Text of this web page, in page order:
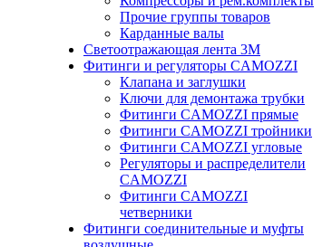
Прочие группы товаров
Карданные валы
Светоотражающая лента 3М
Фитинги и регуляторы CAMOZZI
Клапана и заглушки
Ключи для демонтажа трубки
Фитинги CAMOZZI прямые
Фитинги CAMOZZI тройники
Фитинги CAMOZZI угловые
Регуляторы и распределители
CAMOZZI
Фитинги CAMOZZI
четверники
Фитинги соединительные и муфты